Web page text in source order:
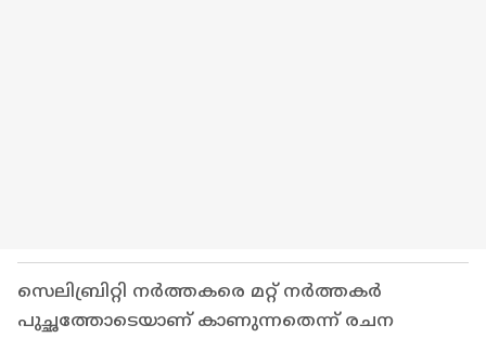
സെലിബ്രിറ്റി നർത്തകരെ മറ്റ് നർത്തകർ
പുച്ഛത്തോടെയാണ് കാണുന്നതെന്ന് രചന